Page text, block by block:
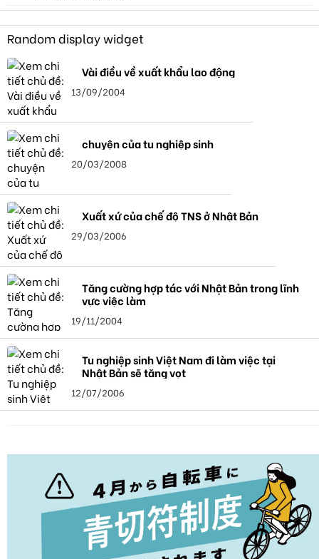
Random display widget
Vài điều về xuất khẩu lao động
13/09/2004
chuyện của tu nghiệp sinh
20/03/2008
Xuất xứ của chế độ TNS ở Nhật Bản
29/03/2006
Tăng cường hợp tác với Nhật Bản trong lĩnh
vực việc làm
19/11/2004
Tu nghiệp sinh Việt Nam đi làm việc tại
Nhật Bản sẽ tăng vọt
12/07/2006